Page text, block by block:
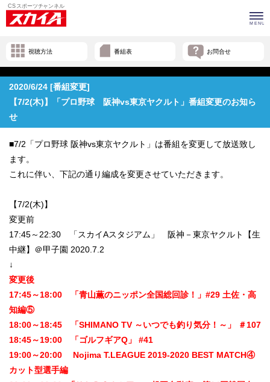
視聴方法 番組表 お問合せ
2020/6/24 [番組変更]
【7/2(木)】「プロ野球 阪神vs東京ヤクルト」番組変更のお知ら
せ
■7/2「プロ野球 阪神vs東京ヤクルト」は番組を変更して放送致し
ます。
これに伴い、下記の通り編成を変更させていただきます。
【7/2(木)】
変更前
17:45～22:30 「スカイAスタジアム」 阪神－東京ヤクルト【生
中継】＠甲子園 2020.7.2
↓
変更後
17:45～18:00 「青山薫のニッポン全国総回診！」#29 土佐・高
知編⑤
18:00～18:45 「SHIMANO TV ～いつでも釣り気分！～」 ＃107
18:45～19:00 「ゴルフギアQ」 #41
19:00～20:00 Nojima T.LEAGUE 2019-2020 BEST MATCH④
カット型選手編